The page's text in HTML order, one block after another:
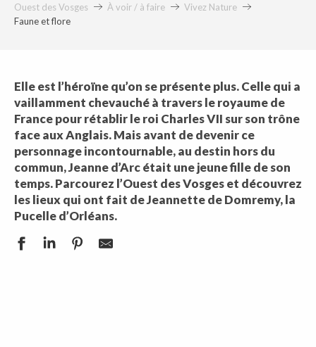
Ouest des Vosges À voir / à faire
Vivez Nature
Faune et flore
Elle est l’héroïne qu’on se présente plus. Celle qui a
vaillamment chevauché à travers le royaume de
France pour rétablir le roi Charles VII sur son trône
face aux Anglais. Mais avant de devenir ce
personnage incontournable, au destin hors du
commun, Jeanne d’Arc était une jeune fille de son
temps. Parcourez l’Ouest des Vosges et découvrez
les lieux qui ont fait de Jeannette de Domremy, la
Pucelle d’Orléans.